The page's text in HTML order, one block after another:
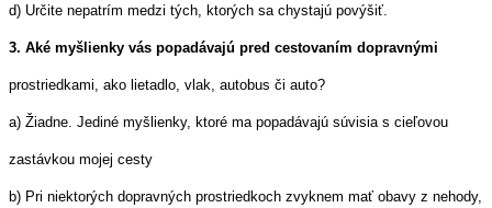
d) Určite nepatrím medzi tých, ktorých sa chystajú povýšiť.
3. Aké myšlienky vás popadávajú pred cestovaním dopravnými
prostriedkami, ako lietadlo, vlak, autobus či auto?
a) Žiadne. Jediné myšlienky, ktoré ma popadávajú súvisia s cieľovou
zastávkou mojej cesty
b) Pri niektorých dopravných prostriedkoch zvyknem mať obavy z nehody,